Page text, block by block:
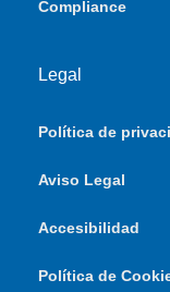
Compliance
Legal
Política de
Aviso Legal
Accesibilidad
Política de